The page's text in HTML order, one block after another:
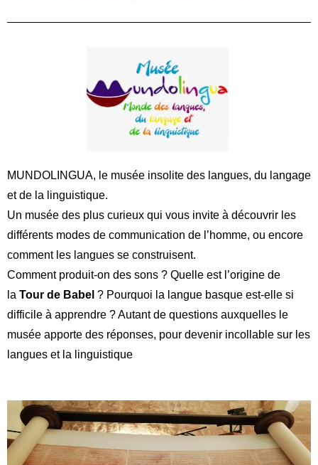
MUNDOLINGUA, le musée insolite des langues, du langage
et de la linguistique.
Un musée des plus curieux qui vous invite à découvrir les
différents modes de communication de l’homme, ou encore
comment les langues se construisent.
Comment produit-on des sons ? Quelle est l’origine de
la Tour de Babel ? Pourquoi la langue basque est-elle si
difficile à apprendre ? Autant de questions auxquelles le
musée apporte des réponses, pour devenir incollable sur les
langues et la linguistique